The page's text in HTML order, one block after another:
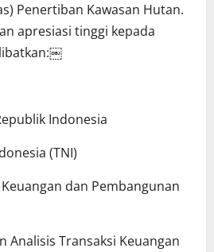
Penertiban Kawasan Hutan.
apresiasi tinggi kepada
Indonesia
(TNI)
dan Pembangunan
Analisis Transaksi Keuangan